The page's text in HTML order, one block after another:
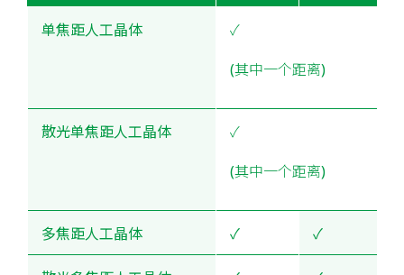
单焦距人工晶体
✓
(其中一个距离)
散光单焦距人工晶体
✓
(其中一个距离)
多焦距人工晶体 ✓ ✓